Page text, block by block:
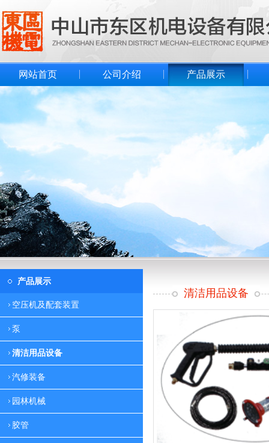
网站首页 公司介绍 产品展示
产品展示
空压机及配套装置
泵
清洁用品设备
汽修装备
园林机械
胶管
清洁用品设备